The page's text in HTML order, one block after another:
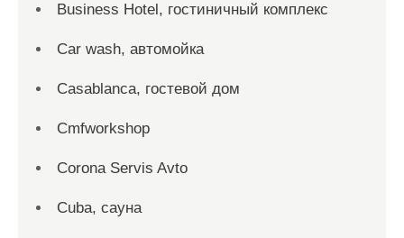
Business Hotel, гостиничный комплекс
Car wash, автомойка
Casablanca, гостевой дом
Cmfworkshop
Corona Servis Avto
Cuba, сауна